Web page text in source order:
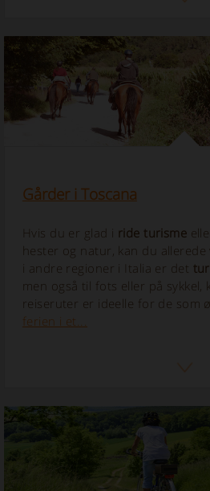
Gårder i Toscana
Hvis du er glad i ride turisme
hester og natur, kan du
i andre regioner i Italia er det
men også til fots eller på sykkel,
reiseruter er ideelle for de som
ferien i et...